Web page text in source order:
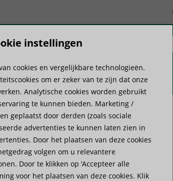
Know-how Services
instellingen
cookies en vergelijkbare technologieën.
om er zeker van te zijn dat onze
Analytische cookies worden gebruikt
te kunnen bieden. Marketing /
geplaatst door derden (zoals sociale
advertenties te kunnen laten zien in
Door het plaatsen van deze cookies
volgen om u relevantere
Door te klikken op ‘Accepteer alle
voor het plaatsen van deze cookies. Klik